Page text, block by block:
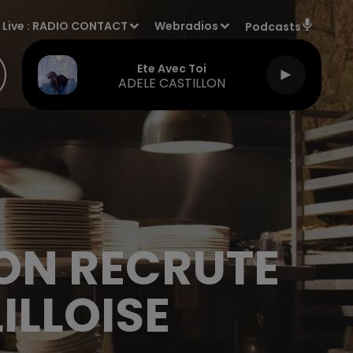
Live : RADIO CONTACT Webradios Podcasts
Ete Avec Toi
ADELE CASTILLON
RECRUTE